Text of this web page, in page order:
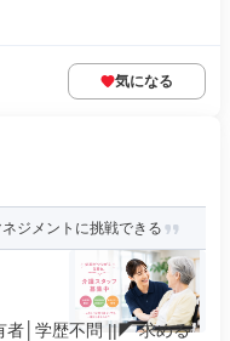
気になる
ジメントに挑戦できる
者│学歴不問 ||◤ 求める